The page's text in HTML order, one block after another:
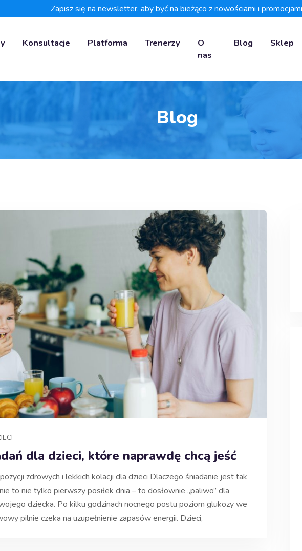
Zapisz się na newsletter, aby być na bieżąco z nowościami i
Konsultacje Platforma Trenerzy
O
nas
Blog Sklep
Blog
dla dzieci, które naprawdę chcą jeść
zdrowych i lekkich kolacji dla dzieci Dlaczego śniadanie jest tak
to nie tylko pierwszy posiłek dnia – to dosłownie „paliwo” dla
dziecka. Po kilku godzinach nocnego postu poziom glukozy we
pilnie czeka na uzupełnienie zapasów energii. Dzieci,